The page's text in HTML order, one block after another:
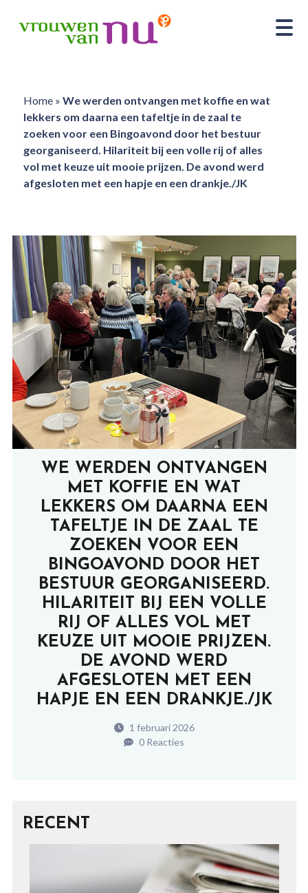
Home» We werden ontvangen met koffie en wat
lekkers om daarna een tafeltje in de zaal te
zoeken voor een Bingoavond door het bestuur
georganiseerd. Hilariteit bij een volle rij of alles
vol met keuze uit mooie prijzen. De avond werd
afgesloten met een hapje en een drankje./JK
WE WERDEN ONTVANGEN
MET KOFFIE EN WAT
LEKKERS OM DAARNA EEN
TAFELTJE IN DE ZAAL TE
ZOEKEN VOOR EEN
BINGOAVOND DOOR HET
BESTUUR GEORGANISEERD.
HILARITEIT BIJ EEN VOLLE
RIJ OF ALLES VOL MET
KEUZE UIT MOOIE PRIJZEN.
DE AVOND WERD
AFGESLOTEN MET EEN
HAPJE EN EEN DRANKJE./JK
1 februari 2026
0 Reacties
RECENT